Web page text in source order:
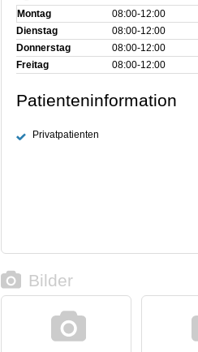
Montag 08:00‑12:00
Dienstag
08:00‑12:00
Donnerstag
08:00‑12:00
Freitag
08:00‑12:00
Patienteninformation
Privatpatienten
Bilder